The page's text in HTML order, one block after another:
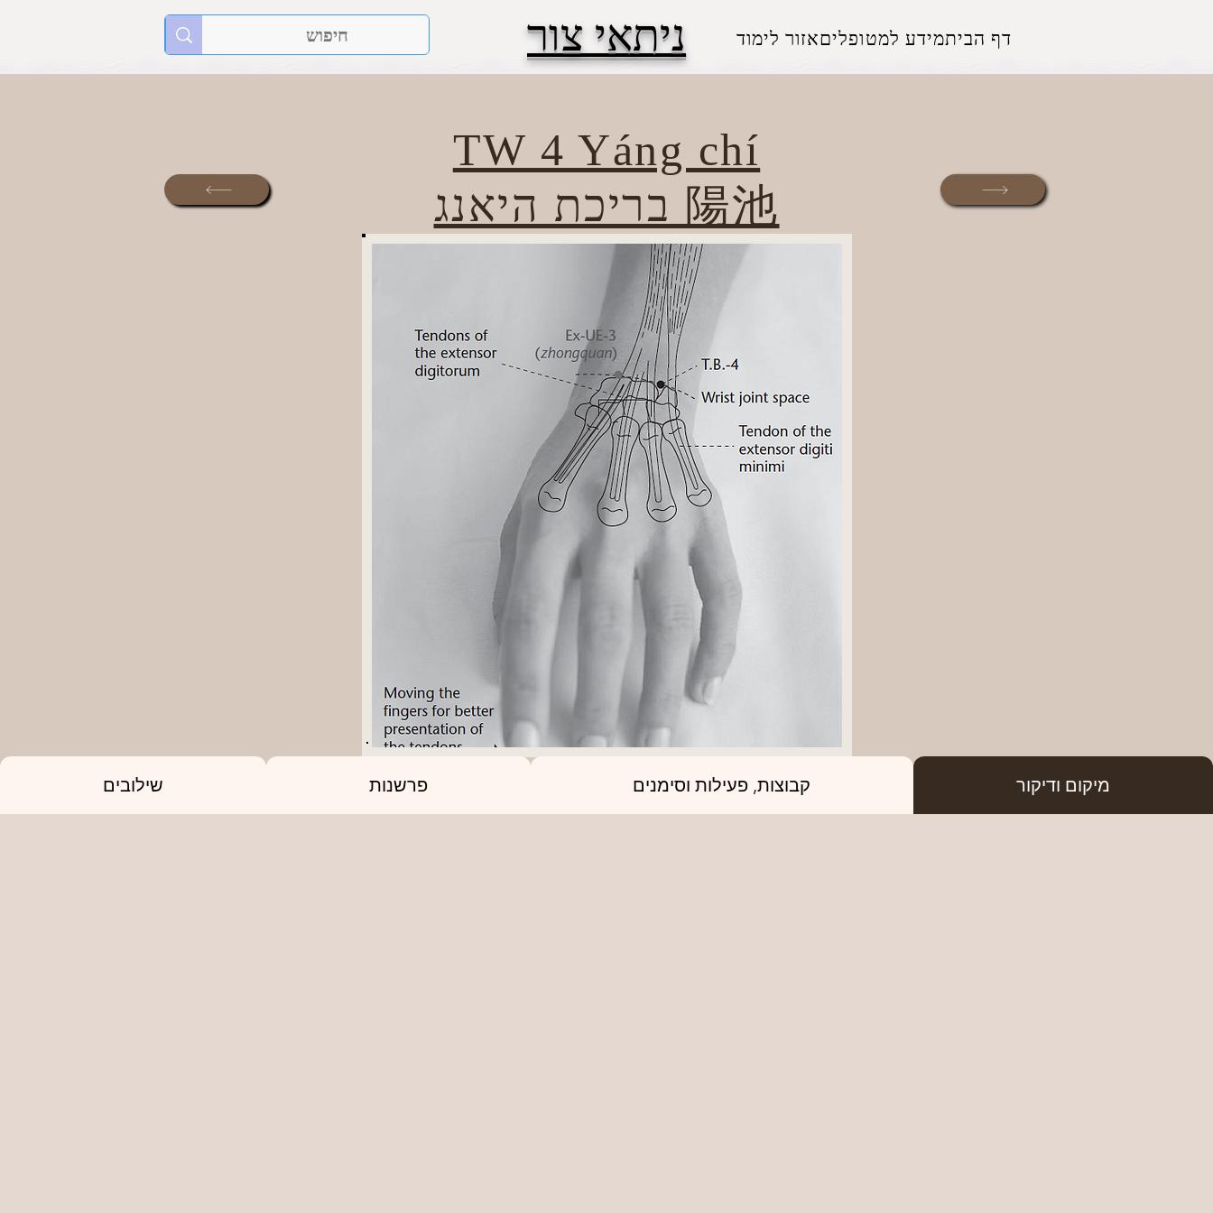
ניתאי צור דף הביתמידע למטופליםאזור לימוד
TW 4 Yáng chí
בריכת היאנג 陽池
מיקום ודיקור קבוצות, פעילות וסימנים פרשנות שילובים